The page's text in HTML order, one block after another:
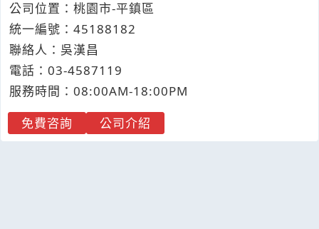
公司位置：桃園市-平鎮區
統一編號：45188182
聯絡人：吳漢昌
電話： 03-4587119
服務時間：08:00AM-18:00PM
免費咨詢
公司介紹